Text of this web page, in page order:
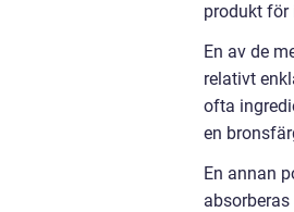
produkt för
En av de
relativt
ofta
en
En annan